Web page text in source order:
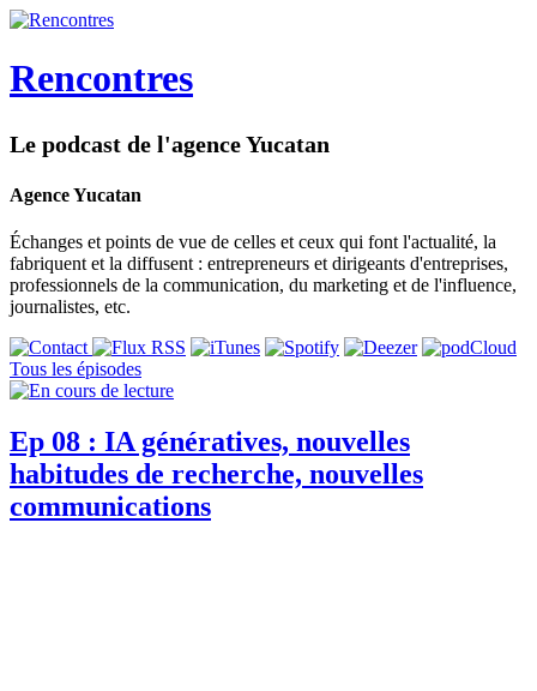
Rencontres
Le podcast de l'agence Yucatan
Agence Yucatan
Échanges et points de vue de celles et ceux qui font l'actualité, la
fabriquent et la diffusent : entrepreneurs et dirigeants d'entreprises,
professionnels de la communication, du marketing et de l'influence,
journalistes, etc.
Tous les épisodes
Ep 08 : IA génératives, nouvelles
habitudes de recherche, nouvelles
communications